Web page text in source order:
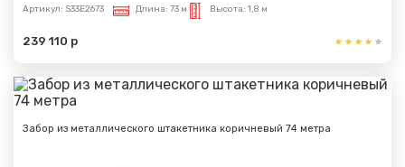
Артикул: S33E2673 Длина: 73 м Высота: 1,8 м
239 110 р
Забор из металлического штакетника коричневый 74 метра